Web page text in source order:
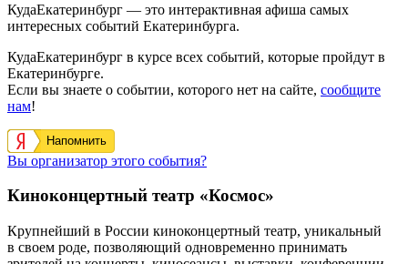
КудаЕкатеринбург — это интерактивная афиша самых
интересных событий Екатеринбурга.
КудаЕкатеринбург в курсе всех событий, которые пройдут в
Екатеринбурге.
Если вы знаете о событии, которого нет на сайте, сообщите
нам!
Напомнить
Вы организатор этого события?
Киноконцертный театр «Космос»
Крупнейший в России киноконцертный театр, уникальный
в своем роде, позволяющий одновременно принимать